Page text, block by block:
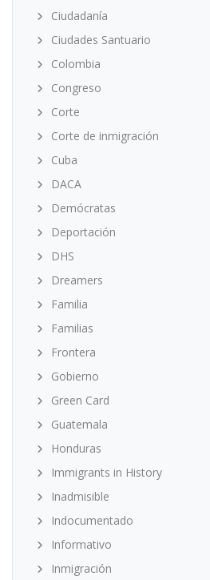
Ciudadanía
Ciudades Santuario
Colombia
Congreso
Corte
Corte de inmigración
Cuba
DACA
Demócratas
Deportación
DHS
Dreamers
Familia
Familias
Frontera
Gobierno
Green Card
Guatemala
Honduras
Immigrants in History
Inadmisible
Indocumentado
Informativo
Inmigración